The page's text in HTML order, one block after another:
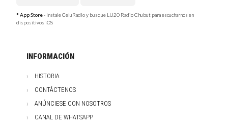
* App Store- Instale CeluRadio y busque LU20 Radio Chubut para escucharnos en
dispositivos iOS
INFORMACIÓN
HISTORIA
CONTÁCTENOS
ANÚNCIESE CON NOSOTROS
CANAL DE WHATSAPP